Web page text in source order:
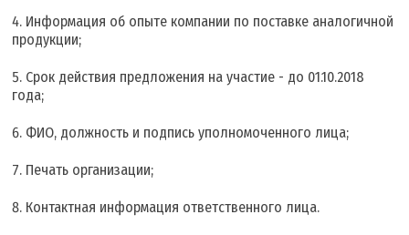
Информация об опыте компании по поставке аналогичной
продукции;
Срок действия предложения на участие - до 01.10.2018
года;
ФИО, должность и подпись уполномоченного лица;
Печать организации;
Контактная информация ответственного лица.